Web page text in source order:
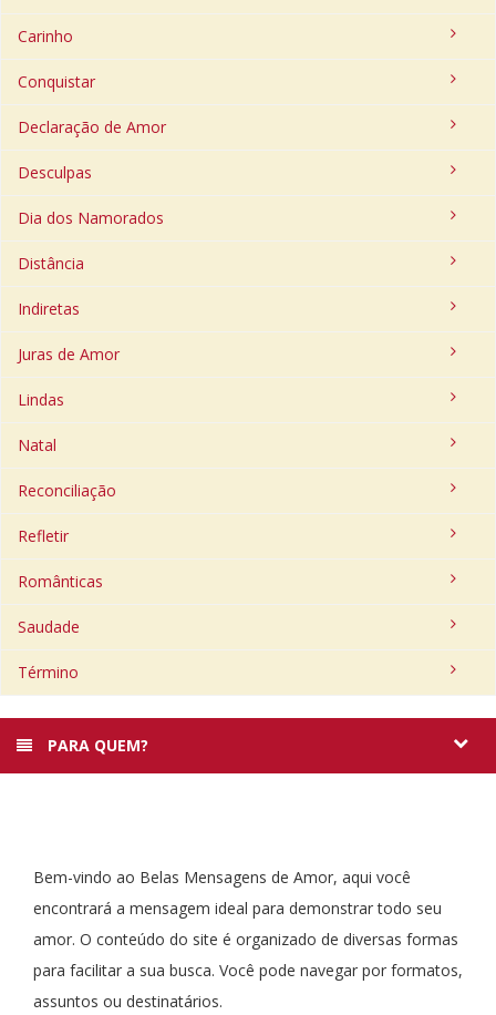
Carinho
Conquistar
Declaração de Amor
Desculpas
Dia dos Namorados
Distância
Indiretas
Juras de Amor
Lindas
Natal
Reconciliação
Refletir
Românticas
Saudade
Término
PARA QUEM?
Bem-vindo ao Belas Mensagens de Amor, aqui você
encontrará a mensagem ideal para demonstrar todo seu
amor. O conteúdo do site é organizado de diversas formas
para facilitar a sua busca. Você pode navegar por formatos,
assuntos ou destinatários.